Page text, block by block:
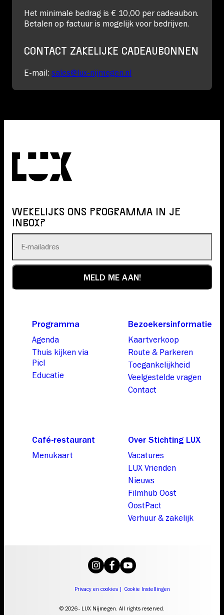
Het minimale bedrag is € 10,00 per cadeaubon.
Betalen op factuur is mogelijk voor bedrijven.
CONTACT ZAKELIJKE CADEAUBONNEN
E-mail: sales@lux-nijmegen.nl
WEKELIJKS ONS PROGRAMMA IN JE
INBOX?
Programma
Agenda
Thuis kijken via
Picl
Educatie
Bezoekersinformatie
Kaartverkoop
Route & Parkeren
Toegankelijkheid
Veelgestelde vragen
Contact
Café-restaurant
Menukaart
Over Stichting LUX
Vacatures
LUX Vrienden
Nieuws
Filmhub Oost
OostPact
Verhuur & zakelijk
Privacy en cookies Cookie Instellingen
© 2026 - LUX Nijmegen. All rights reserved.